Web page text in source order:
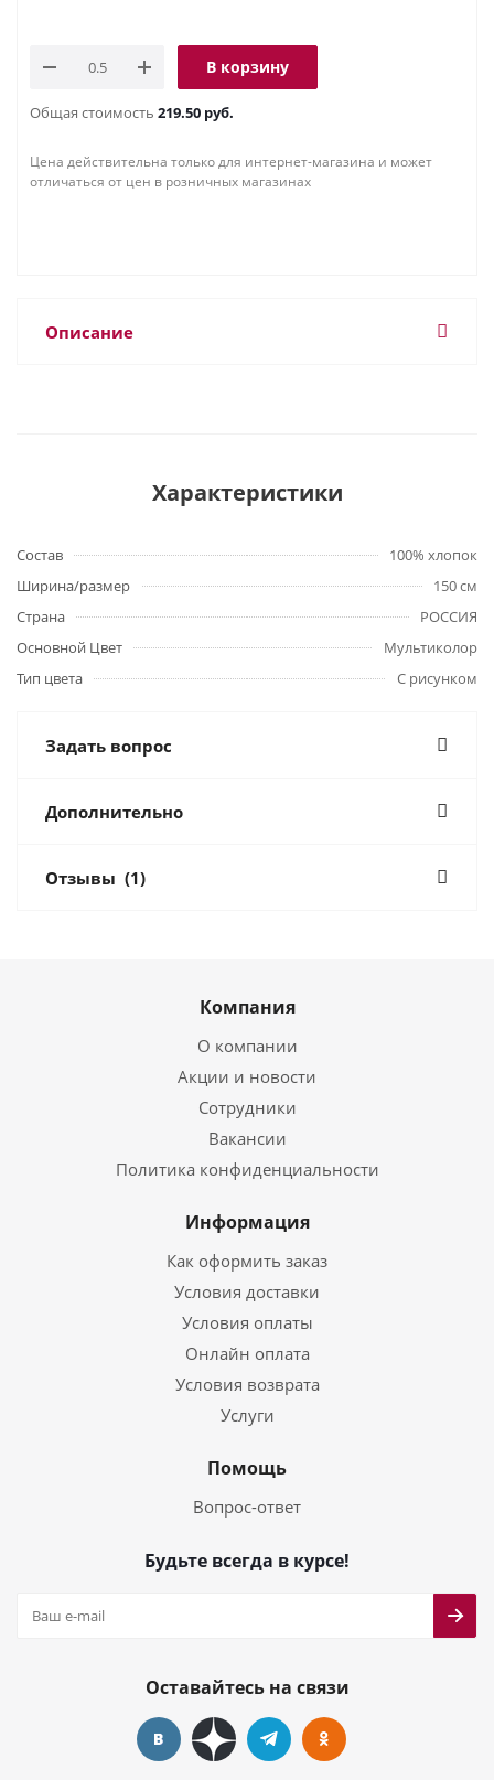
В корзину
Общая стоимость 219.50 руб.
Цена действительна только для интернет-магазина и может
отличаться от цен в розничных магазинах
Описание
Характеристики
Состав
100% хлопок
Ширина/размер
150 см
Страна
РОССИЯ
Основной Цвет
Мультиколор
Тип цвета
С рисунком
Задать вопрос
Дополнительно
Отзывы (1)
Компания
О компании
Акции и новости
Сотрудники
Вакансии
Политика конфиденциальности
Информация
Как оформить заказ
Условия доставки
Условия оплаты
Онлайн оплата
Условия возврата
Услуги
Помощь
Вопрос-ответ
Будьте всегда в курсе!
Оставайтесь на связи